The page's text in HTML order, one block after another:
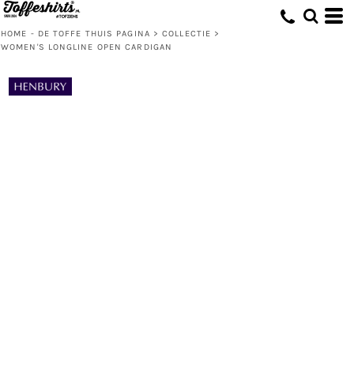
HOME - DE TOFFE THUIS PAGINA > COLLECTIE >
WOMEN'S LONGLINE OPEN CARDIGAN